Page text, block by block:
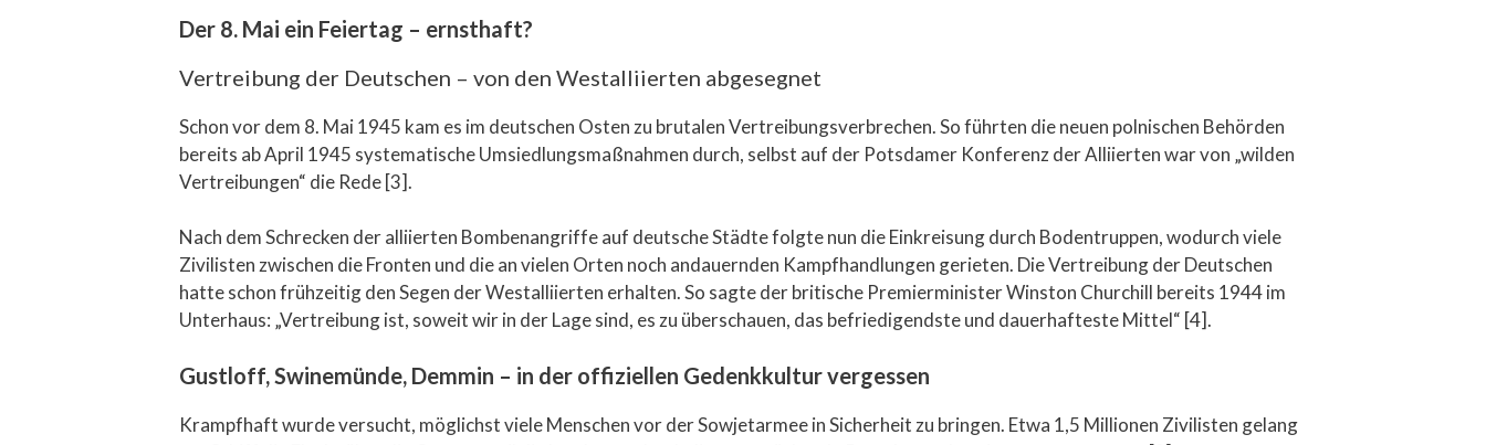
Der 8. Mai ein Feiertag – ernsthaft?
Vertreibung der Deutschen – von den Westalliierten abgesegnet
Schon vor dem 8. Mai 1945 kam es im deutschen Osten zu brutalen Vertreibungsverbrechen. So führten die neuen polnischen Behörden
bereits ab April 1945 systematische Umsiedlungsmaßnahmen durch, selbst auf der Potsdamer Konferenz der Alliierten war von „wilden
Vertreibungen“ die Rede [3].
Nach dem Schrecken der alliierten Bombenangriffe auf deutsche Städte folgte nun die Einkreisung durch Bodentruppen, wodurch viele
Zivilisten zwischen die Fronten und die an vielen Orten noch andauernden Kampfhandlungen gerieten. Die Vertreibung der Deutschen
hatte schon frühzeitig den Segen der Westalliierten erhalten. So sagte der britische Premierminister Winston Churchill bereits 1944 im
Unterhaus: „Vertreibung ist, soweit wir in der Lage sind, es zu überschauen, das befriedigendste und dauerhafteste Mittel“ [4].
Gustloff, Swinemünde, Demmin – in der offiziellen Gedenkkultur vergessen
Krampfhaft wurde versucht, möglichst viele Menschen vor der Sowjetarmee in Sicherheit zu bringen. Etwa 1,5 Millionen Zivilisten gelang